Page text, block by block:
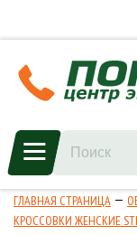
ГЛАВНАЯ СТРАНИЦА
КРОССОВКИ ЖЕНСКИЕ